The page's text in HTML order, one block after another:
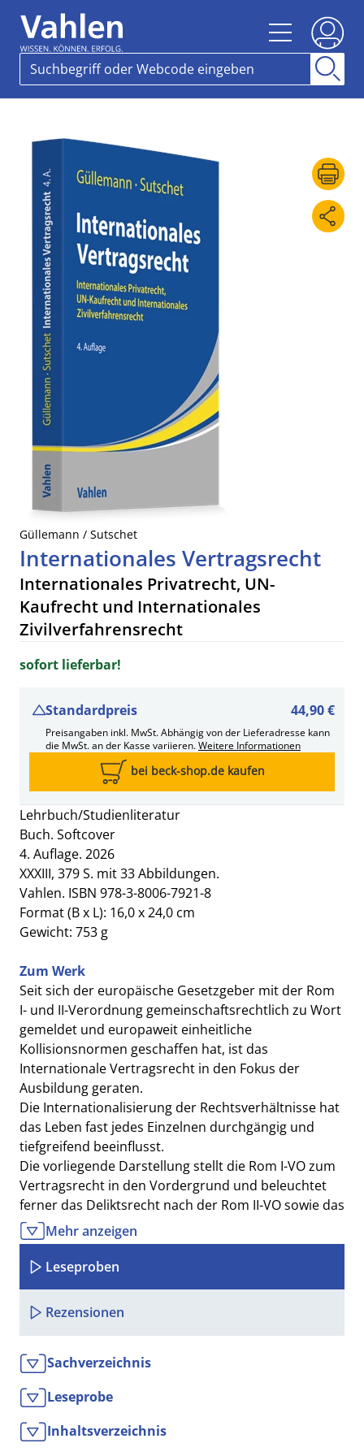
Güllemann / Sutschet
Internationales Vertragsrecht
Internationales Privatrecht, UN-
Kaufrecht und Internationales
Zivilverfahrensrecht
Lehrbuch/Studienliteratur
Buch. Softcover
4. Auflage. 2026
XXXIII, 379 S. mit 33 Abbildungen.
Vahlen. ISBN 978-3-8006-7921-8
Format (B x L): 16,0 x 24,0 cm
Gewicht: 753 g
Zum Werk
Seit sich der europäische Gesetzgeber mit der Rom
I- und II-Verordnung gemeinschaftsrechtlich zu Wort
gemeldet und europaweit einheitliche
Kollisionsnormen geschaffen hat, ist das
Internationale Vertragsrecht in den Fokus der
Ausbildung geraten.
Die Internationalisierung der Rechtsverhältnisse hat
das Leben fast jedes Einzelnen durchgängig und
tiefgreifend beeinflusst.
Die vorliegende Darstellung stellt die Rom I-VO zum
Vertragsrecht in den Vordergrund und beleuchtet
ferner das Deliktsrecht nach der Rom II-VO sowie das
Sachenrecht nach dem EGBGB. Die Darstellung ist
bewusst praxisbezogen gehalten und gibt vor allem
Studierenden wirtschaftsrechtlicher und
Studierenden der Rechtswissenschaften an
Universitäten eine solide Basis.
Daher wird ebenfalls kompakt und praxisnah das
UN-Kaufrecht (CISG) und das internationale
einem Überblick über das internationale
Seetransportrecht und den internationalen
Zahlungsverkehr abgerundet.
Mehr anzeigen
sofort lieferbar!
Standardpreis 44,90 €
Preisangaben inkl. MwSt. Abhängig von der Lieferadresse kann
die MwSt. an der Kasse variieren.Weitere Informationen
bei beck-shop.de kaufen
Leseproben
Rezensionen
Sachverzeichnis
Leseprobe
Inhaltsverzeichnis